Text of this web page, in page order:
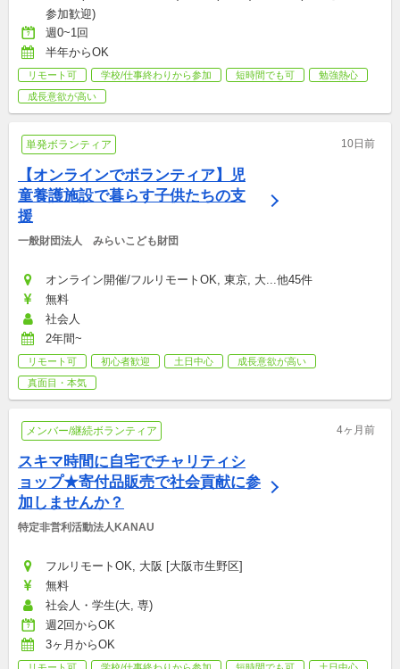
参加歓迎)
週0~1回
半年からOK
リモート可 学校/仕事終わりから参加 短時間でも可
勉強熱心
成長意欲が高い
単発ボランティア 10日前
【オンラインでボランティア】児
童養護施設で暮らす子供たちの支
援
一般財団法人　みらいこども財団
オンライン開催/フルリモートOK, 東京, 大...他45件
無料
社会人
2年間~
リモート可 初心者歓迎 土日中心
成長意欲が高い
真面目・本気
メンバー/継続ボランティア 4ヶ月前
スキマ時間に自宅でチャリティシ
ョップ★寄付品販売で社会貢献に参
加しませんか？
特定非営利活動法人KANAU
フルリモートOK, 大阪 [大阪市生野区]
無料
社会人・学生(大, 専)
週2回からOK
3ヶ月からOK